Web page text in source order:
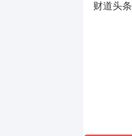
财道头条